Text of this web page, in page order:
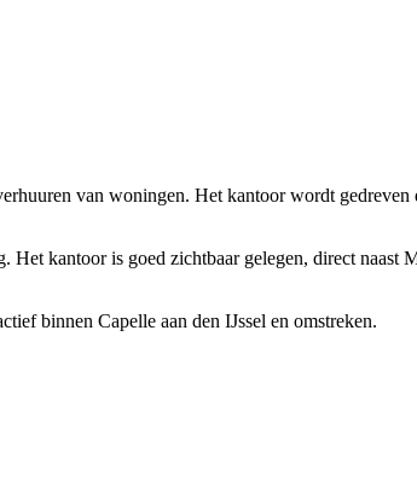
van woningen. Het kantoor wordt
kantoor is goed zichtbaar gelegen, direct naast
binnen Capelle aan den IJssel en omstreken.